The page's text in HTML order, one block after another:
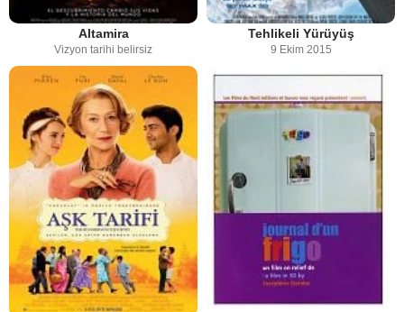
Altamira
Vizyon tarihi belirsiz
Tehlikeli Yürüyüş
9 Ekim 2015